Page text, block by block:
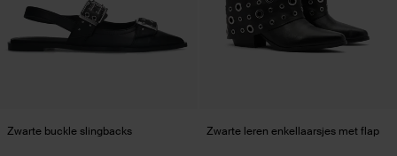
Zwarte buckle slingbacks Zwarte leren enkellaarsjes met flap